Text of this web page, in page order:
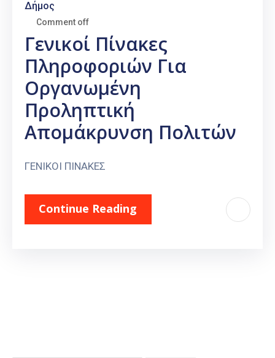
Δήμος
Comment off
Γενικοί Πίνακες
Πληροφοριών Για
Οργανωμένη
Προληπτική
Απομάκρυνση Πολιτών
ΓΕΝΙΚΟΙ ΠΙΝΑΚΕΣ
Continue Reading